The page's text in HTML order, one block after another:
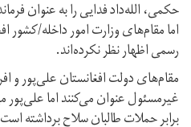
حکمی، الله‌داد فدایی را به عنوان
اما مقام‌های وزارت امور داخله/کشور
رسمی اظهار نظر نکرده‌اند.
مقام‌های دولت افغانستان علی‌پور و
غیرمسئول عنوان می‌کنند اما علی‌پور
برابر حملات طالبان سلاح برداشته